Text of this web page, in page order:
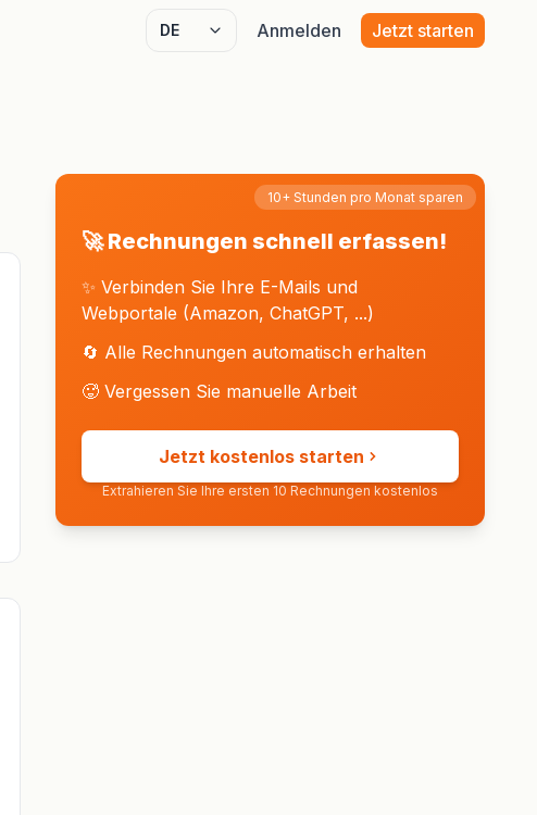
Select language
Anmelden Jetzt starten
10+ Stunden pro Monat sparen
🚀 Rechnungen schnell erfassen!
✨ Verbinden Sie Ihre E-Mails und
Webportale (Amazon, ChatGPT, ...)
🔄 Alle Rechnungen automatisch erhalten
🥵 Vergessen Sie manuelle Arbeit
Jetzt kostenlos starten
Extrahieren Sie Ihre ersten 10 Rechnungen kostenlos